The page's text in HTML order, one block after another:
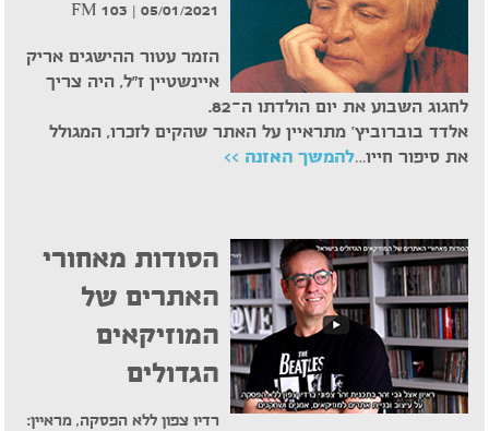
05/01/2021 | 103 FM
הזמר עטור ההישגים אריק
איינשטיין ז"ל, היה צריך
לחגוג השבוע את יום הולדתו ה-82.
אלדד בוברוביץ' מתראיין על האתר שהקים לזכרו, המגולל
את סיפור חייו…להמשך האזנה >>
הסודות מאחורי
האתרים של
המוזיקאים
הגדולים
רדיו צפון ללא הפסקה, מראיין: